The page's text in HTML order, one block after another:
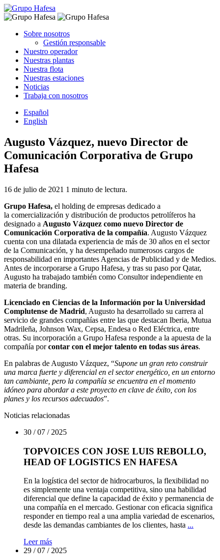
Saltar
al
Sobre nosotros
Gestión responsable
Nuestro operador
Nuestras plantas
Nuestra flota
Nuestras estaciones
Noticias
Trabaja con nosotros
Español
English
Augusto Vázquez, nuevo Director de
Comunicación Corporativa de Grupo
Hafesa
16 de julio de 2021 1 minuto de lectura.
Grupo Hafesa, el holding de empresas dedicado a
la comercialización y distribución de productos petrolíferos ha
designado a Augusto Vázquez como nuevo Director de
Comunicación Corporativa de la compañía. Augusto Vázquez
cuenta con una dilatada experiencia de más de 30 años en el sector
de la Comunicación, y ha desempeñado numerosos cargos de
responsabilidad en importantes Agencias de Publicidad y de Medios.
Antes de incorporarse a Grupo Hafesa, y tras su paso por Qatar,
Augusto ha trabajado también como Consultor independiente en
materia de branding.
Licenciado en Ciencias de la Información por la Universidad
Complutense de Madrid, Augusto ha desarrollado su carrera al
servicio de grandes compañías entre las que destacan Iberia, Mutua
Madrileña, Johnson Wax, Cepsa, Endesa o Red Eléctrica, entre
otras. Su incorporación a Grupo Hafesa responde a la apuesta de la
compañía porcontar con el mejor talento en todas sus áreas.
En palabras de Augusto Vázquez, “Supone un gran reto construir
una marca fuerte y diferencial en el sector energético, en un entorno
tan cambiante, pero la compañía se encuentra en el momento
idóneo para abordar a este proyecto en clave de éxito, con los
planes y los recursos adecuados”.
Noticias relacionadas
30 / 07 / 2025
TOPVOICES CON JOSE LUIS REBOLLO,
HEAD OF LOGISTICS EN HAFESA
En la logística del sector de hidrocarburos, la flexibilidad no
es simplemente una ventaja competitiva, sino una habilidad
diferencial que define la capacidad de éxito y permanencia de
una compañía en el mercado. Gestionar con eficacia significa
responder en tiempo real a una amplia variedad de escenarios,
desde las demandas cambiantes de los clientes, hasta ...
Leer más
29 / 07 / 2025